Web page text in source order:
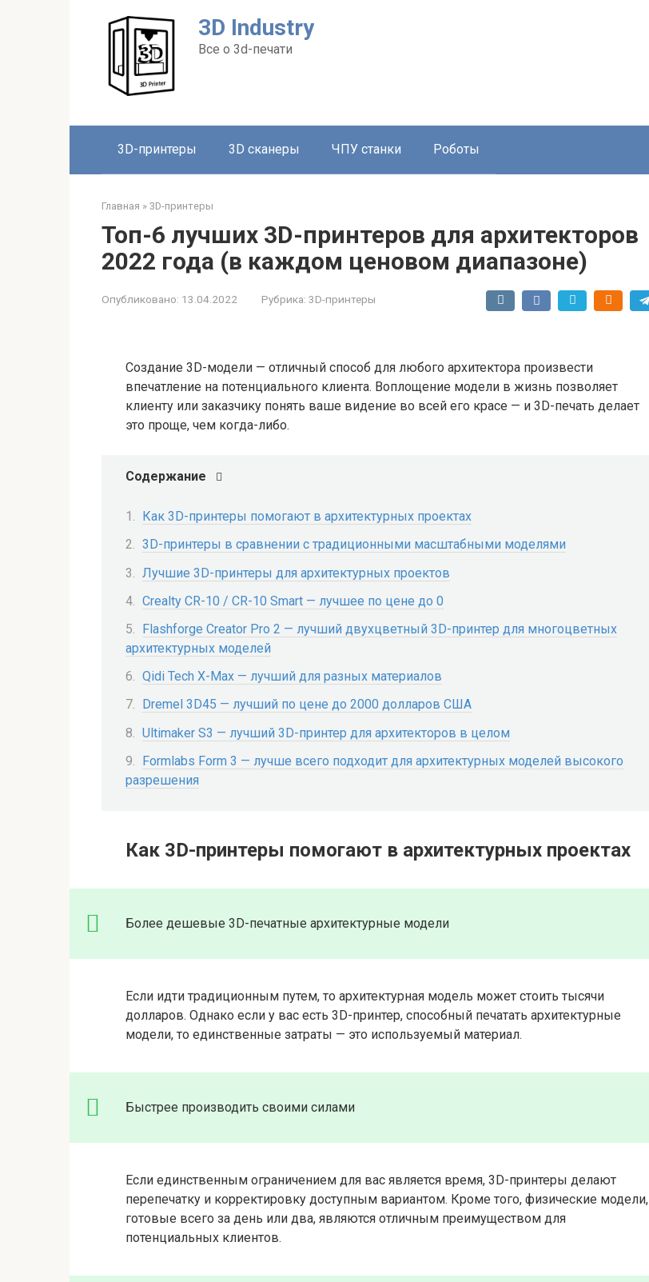
3D Industry
Все о 3d-печати
3D-принтеры 3D сканеры ЧПУ станки Роботы
Главная » 3D-принтеры
Топ-6 лучших 3D-принтеров для архитекторов
2022 года (в каждом ценовом диапазоне)
Опубликовано: 13.04.2022 Рубрика: 3D-принтеры
Создание 3D-модели — отличный способ для любого архитектора произвести
впечатление на потенциального клиента. Воплощение модели в жизнь позволяет
клиенту или заказчику понять ваше видение во всей его красе — и 3D-печать делает
это проще, чем когда-либо.
Содержание
Как 3D-принтеры помогают в архитектурных проектах
3D-принтеры в сравнении с традиционными масштабными моделями
Лучшие 3D-принтеры для архитектурных проектов
Crealty CR-10 / CR-10 Smart — лучшее по цене до 0
Flashforge Creator Pro 2 — лучший двухцветный 3D-принтер для многоцветных
архитектурных моделей
Qidi Tech X-Max — лучший для разных материалов
Dremel 3D45 — лучший по цене до 2000 долларов США
Ultimaker S3 — лучший 3D-принтер для архитекторов в целом
Formlabs Form 3 — лучше всего подходит для архитектурных моделей высокого
разрешения
Как 3D-принтеры помогают в архитектурных проектах
Более дешевые 3D-печатные архитектурные модели
Если идти традиционным путем, то архитектурная модель может стоить тысячи
долларов. Однако если у вас есть 3D-принтер, способный печатать архитектурные
модели, то единственные затраты — это используемый материал.
Быстрее производить своими силами
Если единственным ограничением для вас является время, 3D-принтеры делают
перепечатку и корректировку доступным вариантом. Кроме того, физические модели,
готовые всего за день или два, являются отличным преимуществом для
потенциальных клиентов.